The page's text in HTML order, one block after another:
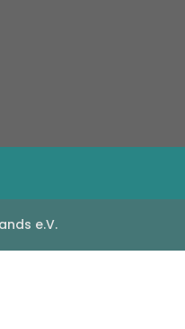
e.V.